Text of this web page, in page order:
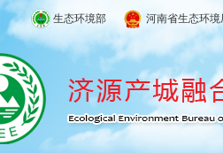
生态环境部 河南省生态环境